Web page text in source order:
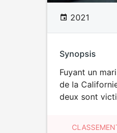
2021
Synopsis
Fuyant un
de la
deux sont